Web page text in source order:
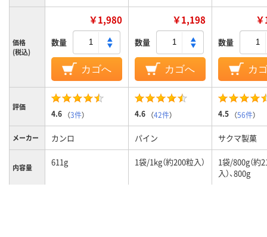
価格
(税込)
￥1,980
数量
カゴへ
￥1,198
数量
カゴへ
数量
カ
評価
4.6 （3件） 4.6 （42件） 4.5 （56件）
メーカー カンロ パイン サクマ製菓
内容量 611g 1袋/1kg（約200粒入）
1袋/800g（約
入）、800g